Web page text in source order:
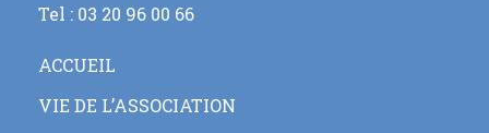
Tel : 03 20 96 00 66
ACCUEIL
VIE DE L’ASSOCIATION